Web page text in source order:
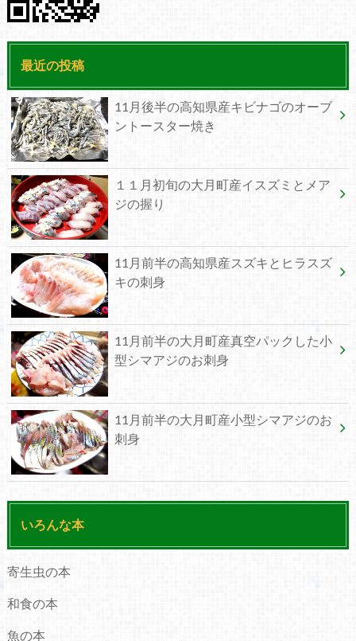
最近の投稿
11月後半の高知県産キビナゴのオーブ
ントースター焼き
１１月初旬の大月町産イスズミとメア
ジの握り
11月前半の高知県産スズキとヒラスズ
キの刺身
11月前半の大月町産真空パックした小
型シマアジのお刺身
11月前半の大月町産小型シマアジのお
刺身
いろんな本
寄生虫の本
和食の本
魚の本